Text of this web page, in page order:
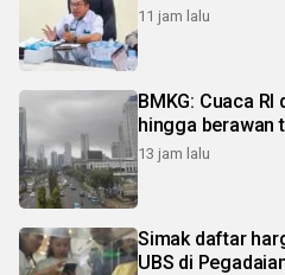
11 jam lalu
BMKG: Cuaca
hingga berawan
13 jam lalu
Simak daftar
UBS di